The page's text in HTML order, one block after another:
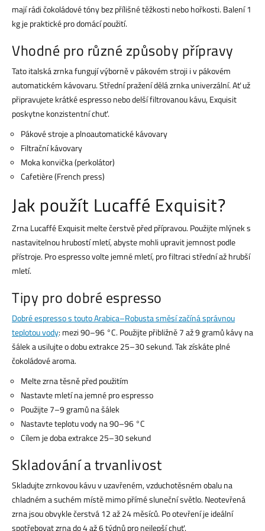
mají rádi čokoládové tóny bez přílišné těžkosti nebo hořkosti. Balení 1
kg je praktické pro domácí použití.
Vhodné pro různé způsoby přípravy
Tato italská zrnka fungují výborně v pákovém stroji i v pákovém
automatickém kávovaru. Střední pražení dělá zrnka univerzální. Ať už
připravujete krátké espresso nebo delší filtrovanou kávu, Exquisit
poskytne konzistentní chuť.
Pákové stroje a plnoautomatické kávovary
Filtrační kávovary
Moka konvička (perkolátor)
Cafetière (French press)
Jak použít Lucaffé Exquisit?
Zrna Lucaffé Exquisit melte čerstvě před přípravou. Použijte mlýnek s
nastavitelnou hrubostí mletí, abyste mohli upravit jemnost podle
přístroje. Pro espresso volte jemné mletí, pro filtraci střední až hrubší
mletí.
Tipy pro dobré espresso
Dobré espresso s touto Arabica–Robusta směsí začíná správnou
teplotou vody: mezi 90–96 °C. Použijte přibližně 7 až 9 gramů kávy na
šálek a usilujte o dobu extrakce 25–30 sekund. Tak získáte plné
čokoládové aroma.
Melte zrna těsně před použitím
Nastavte mletí na jemné pro espresso
Použijte 7–9 gramů na šálek
Nastavte teplotu vody na 90–96 °C
Cílem je doba extrakce 25–30 sekund
Skladování a trvanlivost
Skladujte zrnkovou kávu v uzavřeném, vzduchotěsném obalu na
chladném a suchém místě mimo přímé sluneční světlo. Neotevřená
zrna jsou obvykle čerstvá 12 až 24 měsíců. Po otevření je ideální
spotřebovat zrna do 4 až 6 týdnů pro nejlepší chuť.